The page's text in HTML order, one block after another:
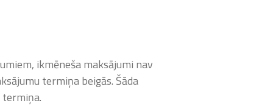
ikmēneša maksājumi nav
termiņa beigās. Šāda